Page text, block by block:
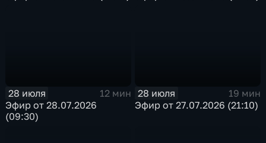
28 июля
12 мин
Эфир от 28.07.2026
(09:30)
28 июля
19 мин
Эфир от 27.07.2026 (21:10)